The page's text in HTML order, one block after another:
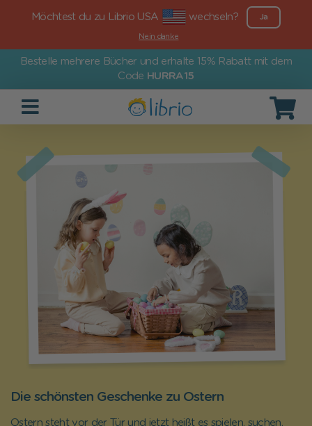
Möchtest du zu Librio USA wechseln? Ja
Nein danke
Bestelle mehrere Bücher und erhalte 15% Rabatt mit dem
Code HURRA15
Die schönsten Geschenke zu Ostern
Ostern steht vor der Tür und jetzt heißt es spielen, suchen,